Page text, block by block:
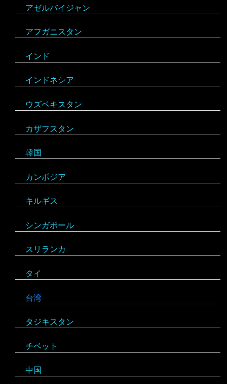
アゼルバイジャン
アフガニスタン
インド
インドネシア
ウズベキスタン
カザフスタン
韓国
カンボジア
キルギス
シンガポール
スリランカ
タイ
台湾
タジキスタン
チベット
中国
コソボ
サンマリノ
ジョージア（グルジア）
スイス
スウェーデン
スペイン
スロバキア
スロヴァキア
スロベニア
セルビア
チェコ
デンマーク
ドイツ
ノルウェー
バチカン市国
ハンガリー
フィンランド
アルゼンチン
アンティグア・バーブーダ
ウルグアイ
エクアドル
キューバ
グアテマラ
アルジェリア
ウガンダ